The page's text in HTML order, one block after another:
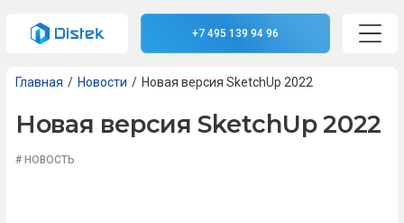
+7 495 139 94 96
Главная Новости Новая версия SketchUp 2022
Новая версия SketchUp 2022
# НОВОСТЬ